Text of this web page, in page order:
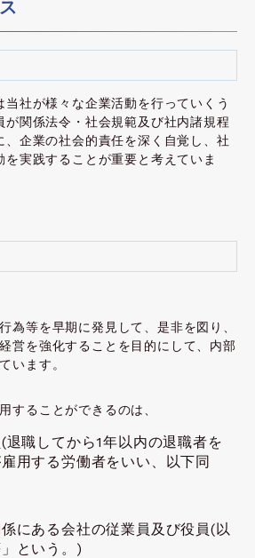
当社が様々な企業活動を行っていくう
が関係法令・社会規範及び社内諸規程
、企業の社会的責任を深く自覚し、社
実践することが重要と考えていま
為等を早期に発見して、是非を図り、
営を強化することを目的にして、内部
います。
することができるのは、
退職してから1年以内の退職者を
用する労働者をいい、以下同
にある会社の従業員及び役員(以
という。)